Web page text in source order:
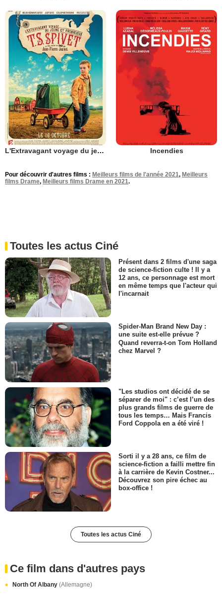
L'Extravagant voyage du jeune et prodigieux T.S. Spivet Incendies
Pour découvrir d'autres films : Meilleurs films de l'année 2021, Meilleurs
films Drame, Meilleurs films Drame en 2021.
Toutes les actus Ciné
Présent dans 2 films d'une saga
de science-fiction culte ! Il y a
12 ans, ce personnage est mort
en même temps que l'acteur qui
l'incarnait
Spider-Man Brand New Day :
une suite est-elle prévue ?
Quand reverra-t-on Tom Holland
chez Marvel ?
"Les studios ont décidé de se
séparer de moi" : c’est l’un des
plus grands films de guerre de
tous les temps… Mais Francis
Ford Coppola en a été viré !
Sorti il y a 28 ans, ce film de
science-fiction a failli mettre fin
à la carrière de Kevin Costner...
Découvrez son pire échec au
box-office !
Toutes les actus Ciné
Ce film dans d'autres pays
North Of Albany (Allemagne)